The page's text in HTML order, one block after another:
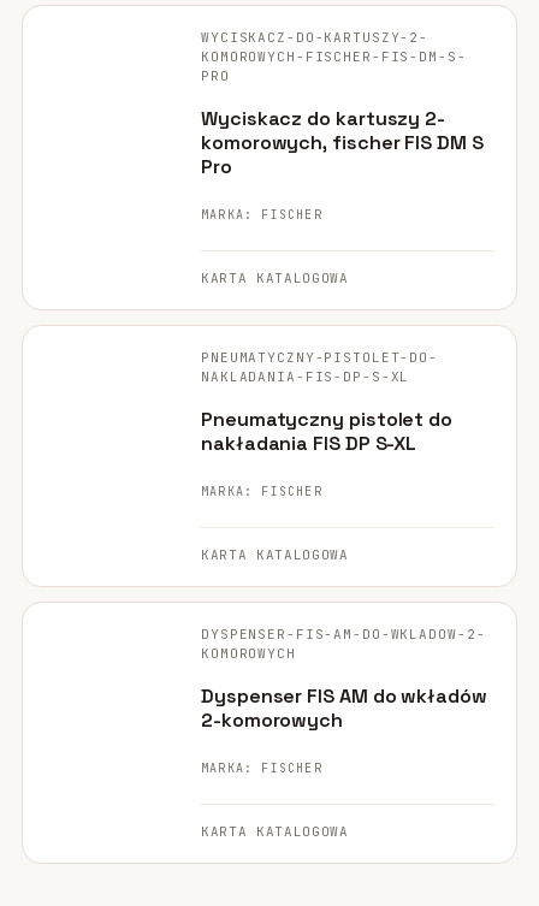
ORYGINALNE ZDJĘCIE
WYCISKACZ-DO-KARTUSZY-2-
KOMOROWYCH-FISCHER-FIS-DM-S-
PRO
Wyciskacz do kartuszy 2-
komorowych, fischer FIS DM S
Pro
MARKA: FISCHER
KARTA KATALOGOWA
FISCHER ·
ORYGINALNE ZDJĘCIE
PNEUMATYCZNY-PISTOLET-DO-
NAKLADANIA-FIS-DP-S-XL
Pneumatyczny pistolet do
nakładania FIS DP S-XL
MARKA: FISCHER
KARTA KATALOGOWA
FISCHER ·
ORYGINALNE ZDJĘCIE
DYSPENSER-FIS-AM-DO-WKLADOW-2-
KOMOROWYCH
Dyspenser FIS AM do wkładów
2-komorowych
MARKA: FISCHER
KARTA KATALOGOWA